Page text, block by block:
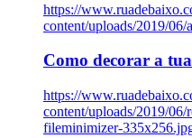
https://
content/uploads/2019/
Como decorar a
https://
content/uploads/2019/06/
fileminimizer-